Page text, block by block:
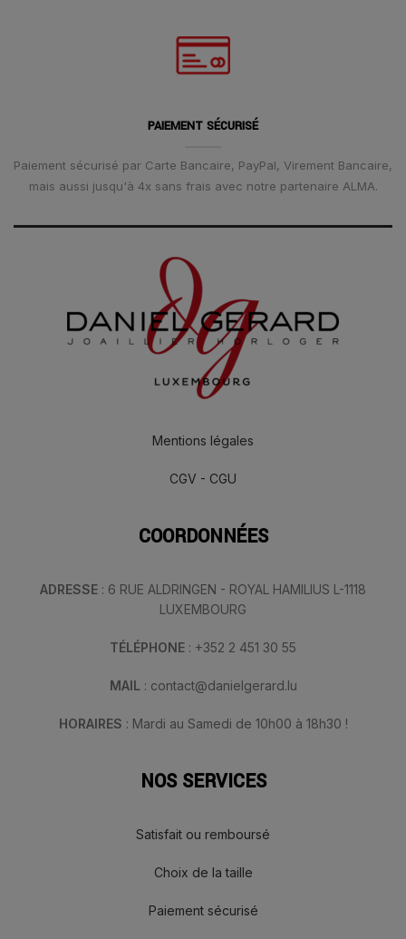
PAIEMENT SÉCURISÉ
Paiement sécurisé par Carte Bancaire, PayPal, Virement Bancaire,
mais aussi jusqu'à 4x sans frais avec notre partenaire ALMA.
Mentions légales
CGV - CGU
COORDONNÉES
ADRESSE : 6 RUE ALDRINGEN - ROYAL HAMILIUS L-1118
LUXEMBOURG
TÉLÉPHONE : +352 2 451 30 55
MAIL : contact@danielgerard.lu
HORAIRES : Mardi au Samedi de 10h00 à 18h30 !
NOS SERVICES
Satisfait ou remboursé
Choix de la taille
Paiement sécurisé